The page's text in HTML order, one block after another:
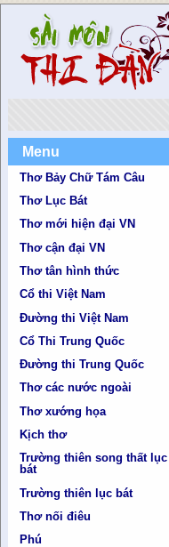
Menu
Thơ Bảy Chữ Tám Câu
Thơ Lục Bát
Thơ mới hiện đại VN
Thơ cận đại VN
Thơ tân hình thức
Cổ thi Việt Nam
Đường thi Việt Nam
Cổ Thi Trung Quốc
Đường thi Trung Quốc
Thơ các nước ngoài
Thơ xướng họa
Kịch thơ
Trường thiên song thất lục
bát
Trường thiên lục bát
Thơ nối điêu
Phú